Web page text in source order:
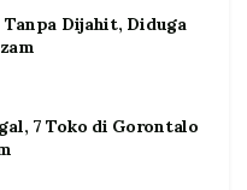
Tanpa Dijahit, Diduga
7 Toko di Gorontalo